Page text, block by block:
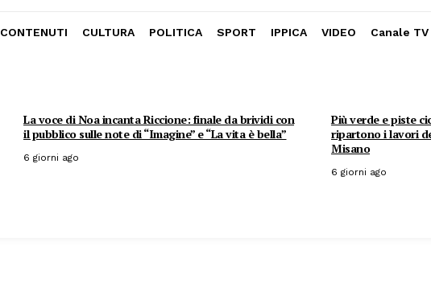
CONTENUTI CULTURA POLITICA SPORT IPPICA VIDEO Canale
La voce di Noa incanta Riccione: finale da brividi con
il pubblico sulle note di “Imagine” e “La vita è bella”
6 giorni ago
Più verde e piste
ripartono i lavori
Misano
6 giorni ago